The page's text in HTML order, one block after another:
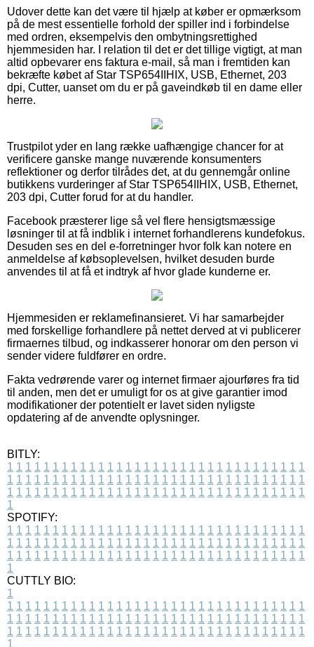
Udover dette kan det være til hjælp at køber er opmærksom
på de mest essentielle forhold der spiller ind i forbindelse
med ordren, eksempelvis den ombytningsrettighed
hjemmesiden har. I relation til det er det tillige vigtigt, at man
altid opbevarer ens faktura e-mail, så man i fremtiden kan
bekræfte købet af Star TSP654IIHIX, USB, Ethernet, 203
dpi, Cutter, uanset om du er på gaveindkøb til en dame eller
herre.
Trustpilot yder en lang række uafhængige chancer for at
verificere ganske mange nuværende konsumenters
reflektioner og derfor tilrådes det, at du gennemgår online
butikkens vurderinger af Star TSP654IIHIX, USB, Ethernet,
203 dpi, Cutter forud for at du handler.
Facebook præsterer lige så vel flere hensigtsmæssige
løsninger til at få indblik i internet forhandlerens kundefokus.
Desuden ses en del e-forretninger hvor folk kan notere en
anmeldelse af købsoplevelsen, hvilket desuden burde
anvendes til at få et indtryk af hvor glade kunderne er.
Hjemmesiden er reklamefinansieret. Vi har samarbejder
med forskellige forhandlere på nettet derved at vi publicerer
firmaernes tilbud, og indkasserer honorar om den person vi
sender videre fuldfører en ordre.
Fakta vedrørende varer og internet firmaer ajourføres fra tid
til anden, men det er umuligt for os at give garantier imod
modifikationer der potentielt er lavet siden nyligste
opdatering af de anvendte oplysninger.
BITLY:
1 1 1 1 1 1 1 1 1 1 1 1 1 1 1 1 1 1 1 1 1 1 1 1 1 1 1 1 1 1 1 1 1
1 1 1 1 1 1 1 1 1 1 1 1 1 1 1 1 1 1 1 1 1 1 1 1 1 1 1 1 1 1 1 1 1
1 1 1 1 1 1 1 1 1 1 1 1 1 1 1 1 1 1 1 1 1 1 1 1 1 1 1 1 1 1 1 1 1
1
SPOTIFY:
1 1 1 1 1 1 1 1 1 1 1 1 1 1 1 1 1 1 1 1 1 1 1 1 1 1 1 1 1 1 1 1 1
1 1 1 1 1 1 1 1 1 1 1 1 1 1 1 1 1 1 1 1 1 1 1 1 1 1 1 1 1 1 1 1 1
1 1 1 1 1 1 1 1 1 1 1 1 1 1 1 1 1 1 1 1 1 1 1 1 1 1 1 1 1 1 1 1 1
1
CUTTLY BIO:
1
1 1 1 1 1 1 1 1 1 1 1 1 1 1 1 1 1 1 1 1 1 1 1 1 1 1 1 1 1 1 1 1 1
1 1 1 1 1 1 1 1 1 1 1 1 1 1 1 1 1 1 1 1 1 1 1 1 1 1 1 1 1 1 1 1 1
1 1 1 1 1 1 1 1 1 1 1 1 1 1 1 1 1 1 1 1 1 1 1 1 1 1 1 1 1 1 1 1 1
1